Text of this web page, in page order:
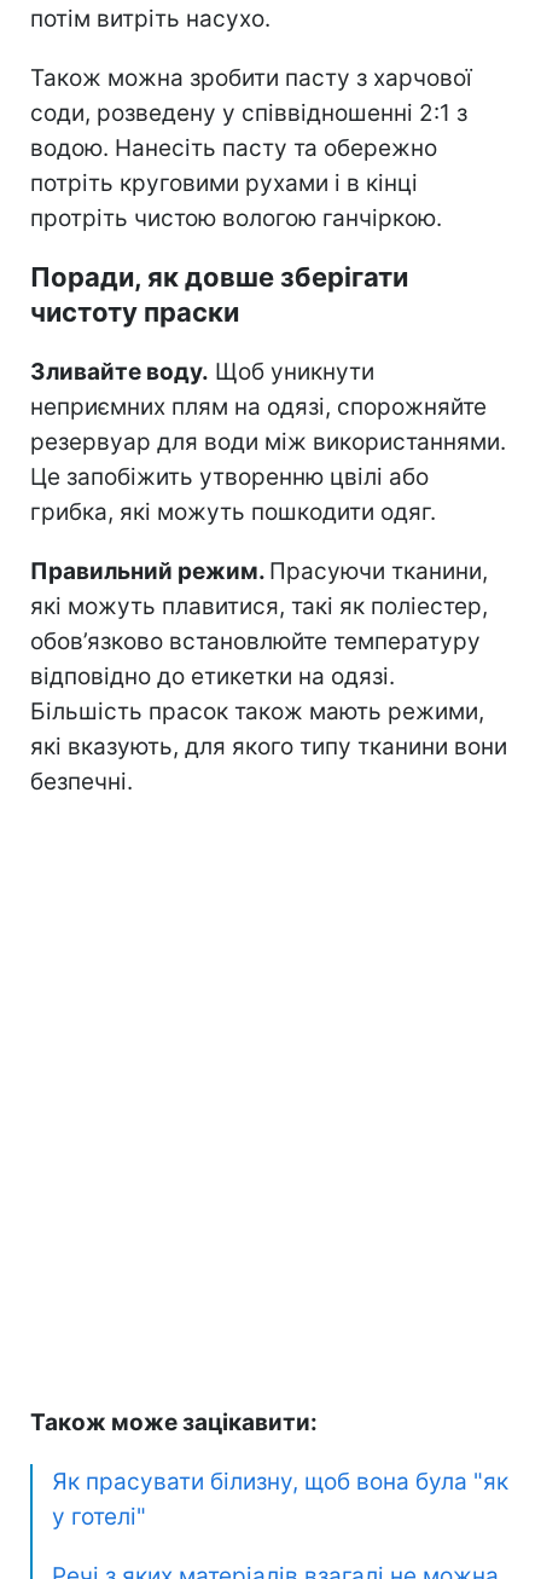
потім витріть насухо.
Також можна зробити пасту з харчової
соди, розведену у співвідношенні 2:1 з
водою. Нанесіть пасту та обережно
потріть круговими рухами і в кінці
протріть чистою вологою ганчіркою.
Поради, як довше зберігати
чистоту праски
Зливайте воду. Щоб уникнути
неприємних плям на одязі, спорожняйте
резервуар для води між використаннями.
Це запобіжить утворенню цвілі або
грибка, які можуть пошкодити одяг.
Правильний режим. Прасуючи тканини,
які можуть плавитися, такі як поліестер,
обов’язково встановлюйте температуру
відповідно до етикетки на одязі.
Більшість прасок також мають режими,
які вказують, для якого типу тканини вони
безпечні.
Також може зацікавити:
Як прасувати білизну, щоб вона була "як
у готелі"